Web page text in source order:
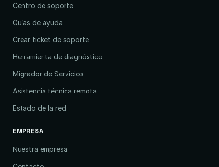
Centro de soporte
Guías de ayuda
Crear ticket de soporte
Herramienta de diagnóstico
Migrador de Servicios
Asistencia técnica remota
Estado de la red
EMPRESA
Nuestra empresa